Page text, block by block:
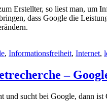
Erstellter, so liest man, um
dass Google die
, Informationsfreiheit, Internet,
–
und sucht bei Google, dann ist